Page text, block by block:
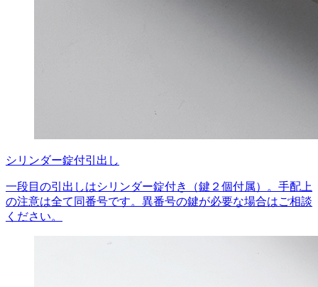
シリンダー錠付引出し
一段目の引出しはシリンダー錠付き（鍵２個付属）。手配上
の注意は全て同番号です。異番号の鍵が必要な場合はご相談
ください。